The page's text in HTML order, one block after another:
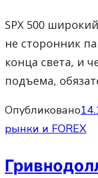
SPX 500
не сторонник
конца света, и
подъема,
Опубликовано
рынки и FOREX